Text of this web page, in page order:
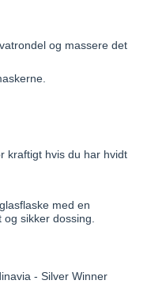
og massere det
kraftigt hvis du har hvidt
med en
og sikker dossing.
- Silver Winner